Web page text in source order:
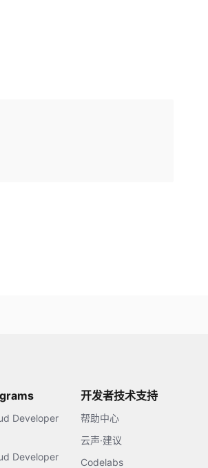
Developer
Developer
开发者技术支持
帮助中心
云声·建议
Codelabs